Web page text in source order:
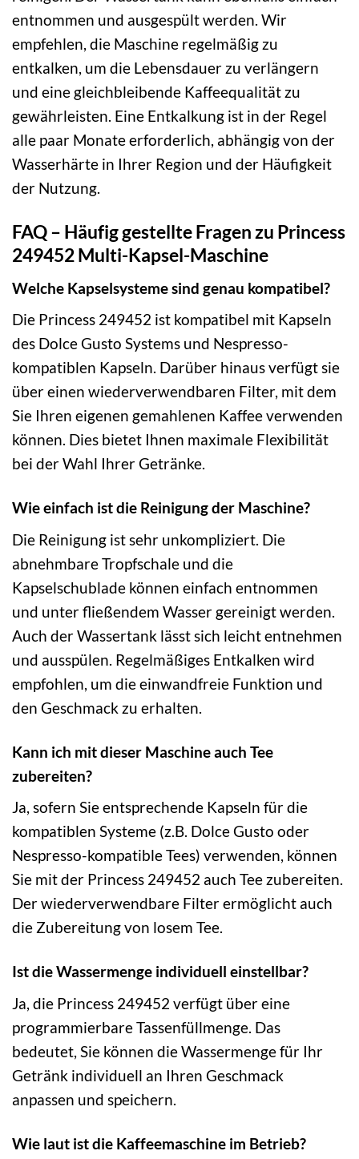
entnommen und ausgespült werden. Wir
empfehlen, die Maschine regelmäßig zu
entkalken, um die Lebensdauer zu verlängern
und eine gleichbleibende Kaffeequalität zu
gewährleisten. Eine Entkalkung ist in der Regel
alle paar Monate erforderlich, abhängig von der
Wasserhärte in Ihrer Region und der Häufigkeit
der Nutzung.
FAQ – Häufig gestellte Fragen zu Princess
249452 Multi-Kapsel-Maschine
Welche Kapselsysteme sind genau kompatibel?
Die Princess 249452 ist kompatibel mit Kapseln
des Dolce Gusto Systems und Nespresso-
kompatiblen Kapseln. Darüber hinaus verfügt sie
über einen wiederverwendbaren Filter, mit dem
Sie Ihren eigenen gemahlenen Kaffee verwenden
können. Dies bietet Ihnen maximale Flexibilität
bei der Wahl Ihrer Getränke.
Wie einfach ist die Reinigung der Maschine?
Die Reinigung ist sehr unkompliziert. Die
abnehmbare Tropfschale und die
Kapselschublade können einfach entnommen
und unter fließendem Wasser gereinigt werden.
Auch der Wassertank lässt sich leicht entnehmen
und ausspülen. Regelmäßiges Entkalken wird
empfohlen, um die einwandfreie Funktion und
den Geschmack zu erhalten.
Kann ich mit dieser Maschine auch Tee
zubereiten?
Ja, sofern Sie entsprechende Kapseln für die
kompatiblen Systeme (z.B. Dolce Gusto oder
Nespresso-kompatible Tees) verwenden, können
Sie mit der Princess 249452 auch Tee zubereiten.
Der wiederverwendbare Filter ermöglicht auch
die Zubereitung von losem Tee.
Ist die Wassermenge individuell einstellbar?
Ja, die Princess 249452 verfügt über eine
programmierbare Tassenfüllmenge. Das
bedeutet, Sie können die Wassermenge für Ihr
Getränk individuell an Ihren Geschmack
anpassen und speichern.
Wie laut ist die Kaffeemaschine im Betrieb?